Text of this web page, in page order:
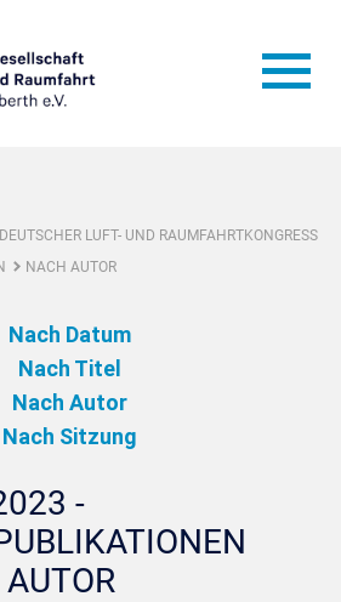
DEUTSCHER LUFT- UND RAUMFAHRTKONGRESS
NACH AUTOR
Nach Datum
Nach Titel
Nach Autor
Nach Sitzung
-